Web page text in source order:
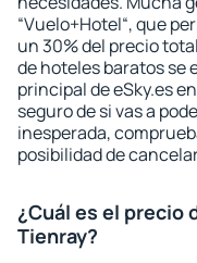
“Vuelo+Hotel“, que
un 30% del precio
de hoteles baratos se
principal de eSky.es
seguro de si vas a
inesperada,
posibilidad de
¿Cuál es el precio
Tienray?